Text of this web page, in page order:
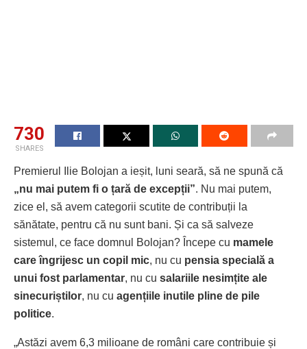
730
SHARES
Premierul Ilie Bolojan a ieșit, luni seară, să ne spună că
„nu mai putem fi o țară de excepții”. Nu mai putem,
zice el, să avem categorii scutite de contribuții la
sănătate, pentru că nu sunt bani. Și ca să salveze
sistemul, ce face domnul Bolojan? Începe cu mamele
care îngrijesc un copil mic, nu cu pensia specială a
unui fost parlamentar, nu cu salariile nesimțite ale
sinecuriștilor, nu cu agențiile inutile pline de pile
politice.
„Astăzi avem 6,3 milioane de români care contribuie și